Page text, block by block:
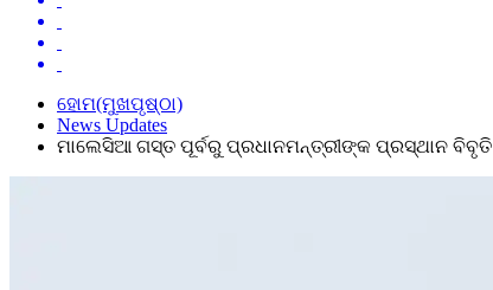
ହୋମ(ମୁଖପୃଷ୍ଠା)
News Updates
ମାଲେସିଆ ଗସ୍ତ ପୂର୍ବରୁ ପ୍ରଧାନମନ୍ତ୍ରୀଙ୍କ ପ୍ରସ୍ଥାନ ବିବୃତି